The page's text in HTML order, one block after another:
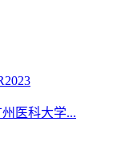
医科大学...